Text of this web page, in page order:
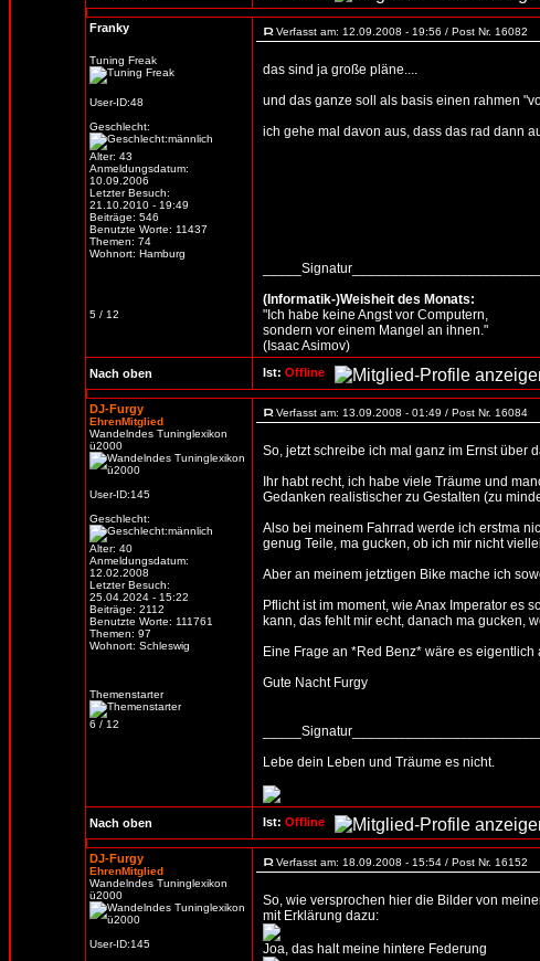
Franky
Tuning Freak
User-ID:48
Geschlecht:
Alter: 43
Anmeldungsdatum:
10.09.2006
Letzter Besuch:
21.10.2010 - 19:49
Beiträge: 546
Benutzte Worte: 11437
Themen: 74
Wohnort: Hamburg
5 / 12
Verfasst am: 12.09.2008 - 19:56 / Post Nr. 16082
das sind ja große pläne....
und das ganze soll als basis einen rahmen
ich gehe mal davon aus, dass das rad dann
(Informatik-)Weisheit des Monats:
"Ich habe keine Angst vor Computern,
sondern vor einem Mangel an ihnen."
(Isaac Asimov)
Nach oben Ist: Offline
DJ-Furgy
EhrenMitglied
Wandelndes Tuninglexikon
ü2000
User-ID:145
Geschlecht:
Alter: 40
Anmeldungsdatum:
12.02.2008
Letzter Besuch:
25.04.2024 - 15:22
Beiträge: 2112
Benutzte Worte: 111761
Themen: 97
Wohnort: Schleswig
Themenstarter
6 / 12
Verfasst am: 13.09.2008 - 01:49 / Post Nr. 16084
So, jetzt schreibe ich mal ganz im Ernst über
Ihr habt recht, ich habe viele Träume und
Gedanken realistischer zu Gestalten (zu
Also bei meinem Fahrrad werde ich erstma
genug Teile, ma gucken, ob ich mir nicht
Aber an meinem jetztigen Bike mache ich
Pflicht ist im moment, wie Anax Imperator es
kann, das fehlt mir echt, danach ma gucken,
Eine Frage an *Red Benz* wäre es
Gute Nacht Furgy
Lebe dein Leben und Träume es nicht.
Nach oben Ist: Offline
DJ-Furgy
EhrenMitglied
Wandelndes Tuninglexikon
ü2000
User-ID:145
Verfasst am: 18.09.2008 - 15:54 / Post Nr. 16152
So, wie versprochen hier die Bilder von
mit Erklärung dazu:
Joa, das halt meine hintere Federung